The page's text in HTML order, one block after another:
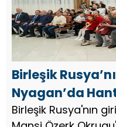
Birleşik
Nyagan’da
Okrugu’ndaki
Birleşik Rusya'nın